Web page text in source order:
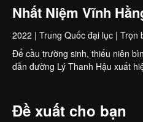
Nhất Niệm Vĩnh
2022 | Trung Quốc đại lục | Trọn
Để cầu trường sinh, thiếu niên
dẫn đường Lý Thanh Hậu xuất
Đề xuất cho bạn